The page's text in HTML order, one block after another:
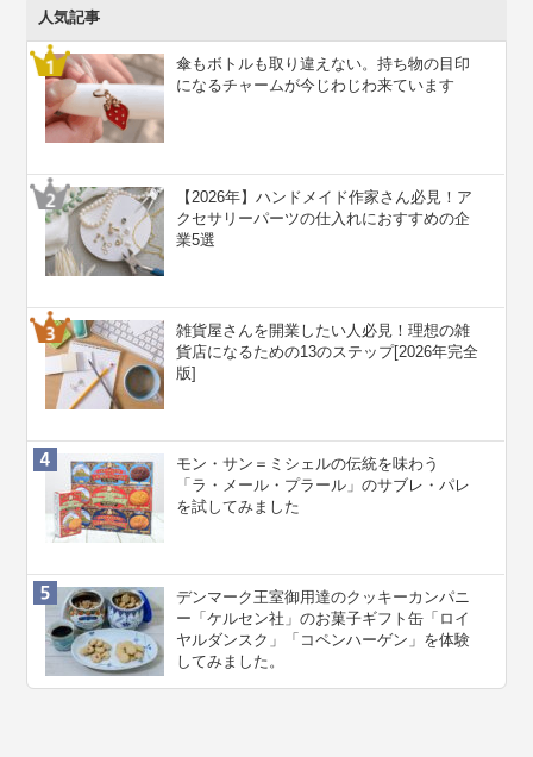
人気記事
傘もボトルも取り違えない。持ち物の目印
になるチャームが今じわじわ来ています
【2026年】ハンドメイド作家さん必見！ア
クセサリーパーツの仕入れにおすすめの企
業5選
雑貨屋さんを開業したい人必見！理想の雑
貨店になるための13のステップ[2026年完全
版]
モン・サン＝ミシェルの伝統を味わう
「ラ・メール・プラール」のサブレ・パレ
を試してみました
デンマーク王室御用達のクッキーカンパニ
ー「ケルセン社」のお菓子ギフト缶「ロイ
ヤルダンスク」「コペンハーゲン」を体験
してみました。